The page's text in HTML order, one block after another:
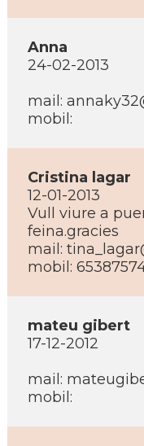
Anna
24-02-2013
mail:
mobil:
Cristina lagar
12-01-2013
Vull viure a
feina.gracies
mail:
mobil:
mateu gibert
17-12-2012
mail:
mobil: